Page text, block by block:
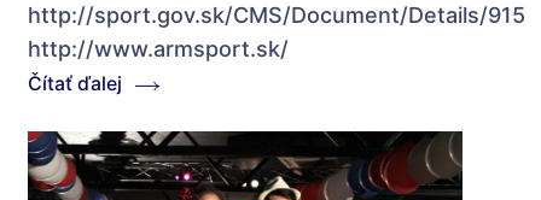
http://sport.gov.sk/CMS/Document/Details/915
http://www.armsport.sk/
Čítať ďalej